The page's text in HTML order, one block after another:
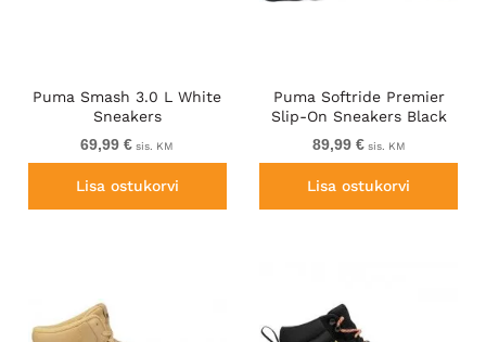
Puma Smash 3.0 L White
Sneakers
69,99 € sis. KM
Lisa ostukorvi
Puma Softride Premier
Slip-On Sneakers Black
89,99 €sis. KM
Lisa ostukorvi